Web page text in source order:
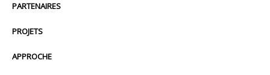
PARTENAIRES
PROJETS
APPROCHE